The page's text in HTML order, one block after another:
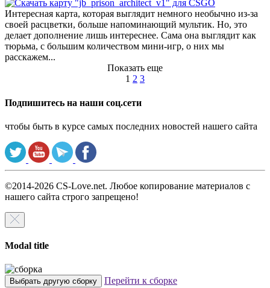
Интересная карта, которая выглядит немного необычно из-за
своей расцветки, больше напоминающий мультик. Но, это
делает дополнение лишь интереснее. Сама она выглядит как
тюрьма, с большим количеством мини-игр, о них мы
расскажем...
Показать еще
1 2 3
Подпишитесь на наши соц.сети
чтобы быть в курсе самых последних новостей нашего сайта
©2014-2026 CS-Love.net. Любое копирование материалов с
нашего сайта строго запрещено!
Modal title
Выбрать другую сборку Перейти к сборке